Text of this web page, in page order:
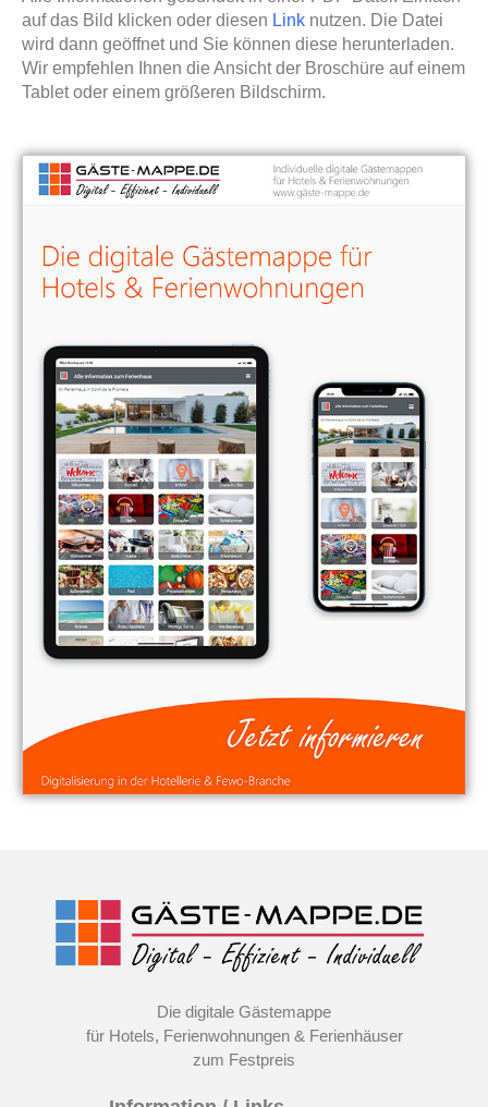
auf das Bild klicken oder diesen Link nutzen. Die Datei
wird dann geöffnet und Sie können diese herunterladen.
Wir empfehlen Ihnen die Ansicht der Broschüre auf einem
Tablet oder einem größeren Bildschirm.
Die digitale Gästemappe
für Hotels, Ferienwohnungen & Ferienhäuser
zum Festpreis